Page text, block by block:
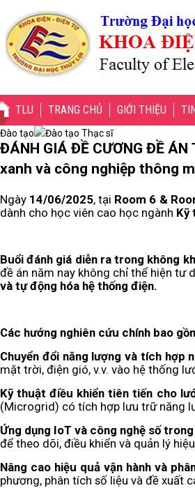
TLU TRANG CHỦ GIỚI THIỆU
Đào tạo Đào tạo Thạc sĩ
ĐÁNH GIÁ ĐỀ CƯƠNG ĐỀ ÁN THẠC SĨ – NGÀNH KỸ THUẬT
xanh và công nghiệp thông
Ngày 14/06/2025, tại Room 6 &
dành cho học viên cao học ngành Kỹ
Buổi đánh giá diễn ra trong không
đề án năm nay không chỉ thể hiện tư
và tự động hóa hệ thống điện.
Các hướng nghiên cứu chính bao
Chuyển đổi năng lượng và tích hợp
mặt trời, điện gió, v.v. vào hệ thống
Kỹ thuật điều khiển tiên tiến cho
(Microgrid) có tích hợp lưu trữ năng
Ứng dụng IoT và công nghệ số
để theo dõi, điều khiển và quản lý
Nâng cao hiệu quả vận hành và
phương, phân tích số liệu và đề xuất